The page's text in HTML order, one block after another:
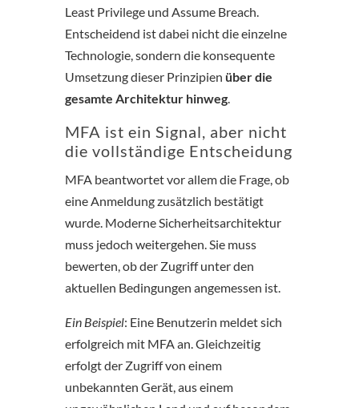
Least Privilege und Assume Breach.
Entscheidend ist dabei nicht die einzelne
Technologie, sondern die konsequente
Umsetzung dieser Prinzipien über die
gesamte Architektur hinweg.
MFA ist ein Signal, aber nicht
die vollständige Entscheidung
MFA beantwortet vor allem die Frage, ob
eine Anmeldung zusätzlich bestätigt
wurde. Moderne Sicherheitsarchitektur
muss jedoch weitergehen. Sie muss
bewerten, ob der Zugriff unter den
aktuellen Bedingungen angemessen ist.
Ein Beispiel: Eine Benutzerin meldet sich
erfolgreich mit MFA an. Gleichzeitig
erfolgt der Zugriff von einem
unbekannten Gerät, aus einem